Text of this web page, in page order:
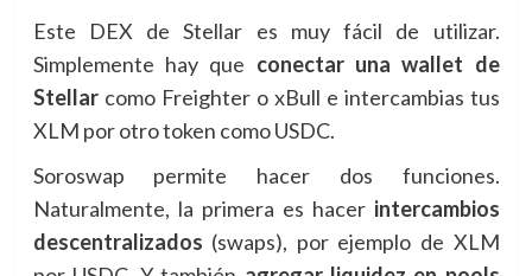
Este DEX de Stellar es muy fácil de utilizar.
Simplemente hay que conectar una wallet de
Stellarcomo Freighter o xBull e intercambias tus
XLM por otro token como USDC.
Soroswap permite hacer dos funciones.
Naturalmente, la primera es hacer intercambios
descentralizados (swaps), por ejemplo de XLM